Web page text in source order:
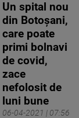
06-04-2021 | 07:56
Un spital nou
din Botoșani,
care poate
primi bolnavi
de covid,
zace
nefolosit de
luni bune